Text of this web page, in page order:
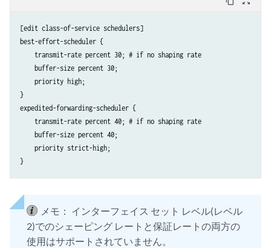
[edit class-of-service schedulers]
best-effort-scheduler {
    transmit-rate percent 30; # if no shaping rate
    buffer-size percent 30;
    priority high;
}
expedited-forwarding-scheduler {
    transmit-rate percent 40; # if no shaping rate
    buffer-size percent 40;
    priority strict-high;
メモ： インターフェイス セット レベル(レベル
2)でのシェーピング レートと保証レートの両方の
使用はサポートされていません。